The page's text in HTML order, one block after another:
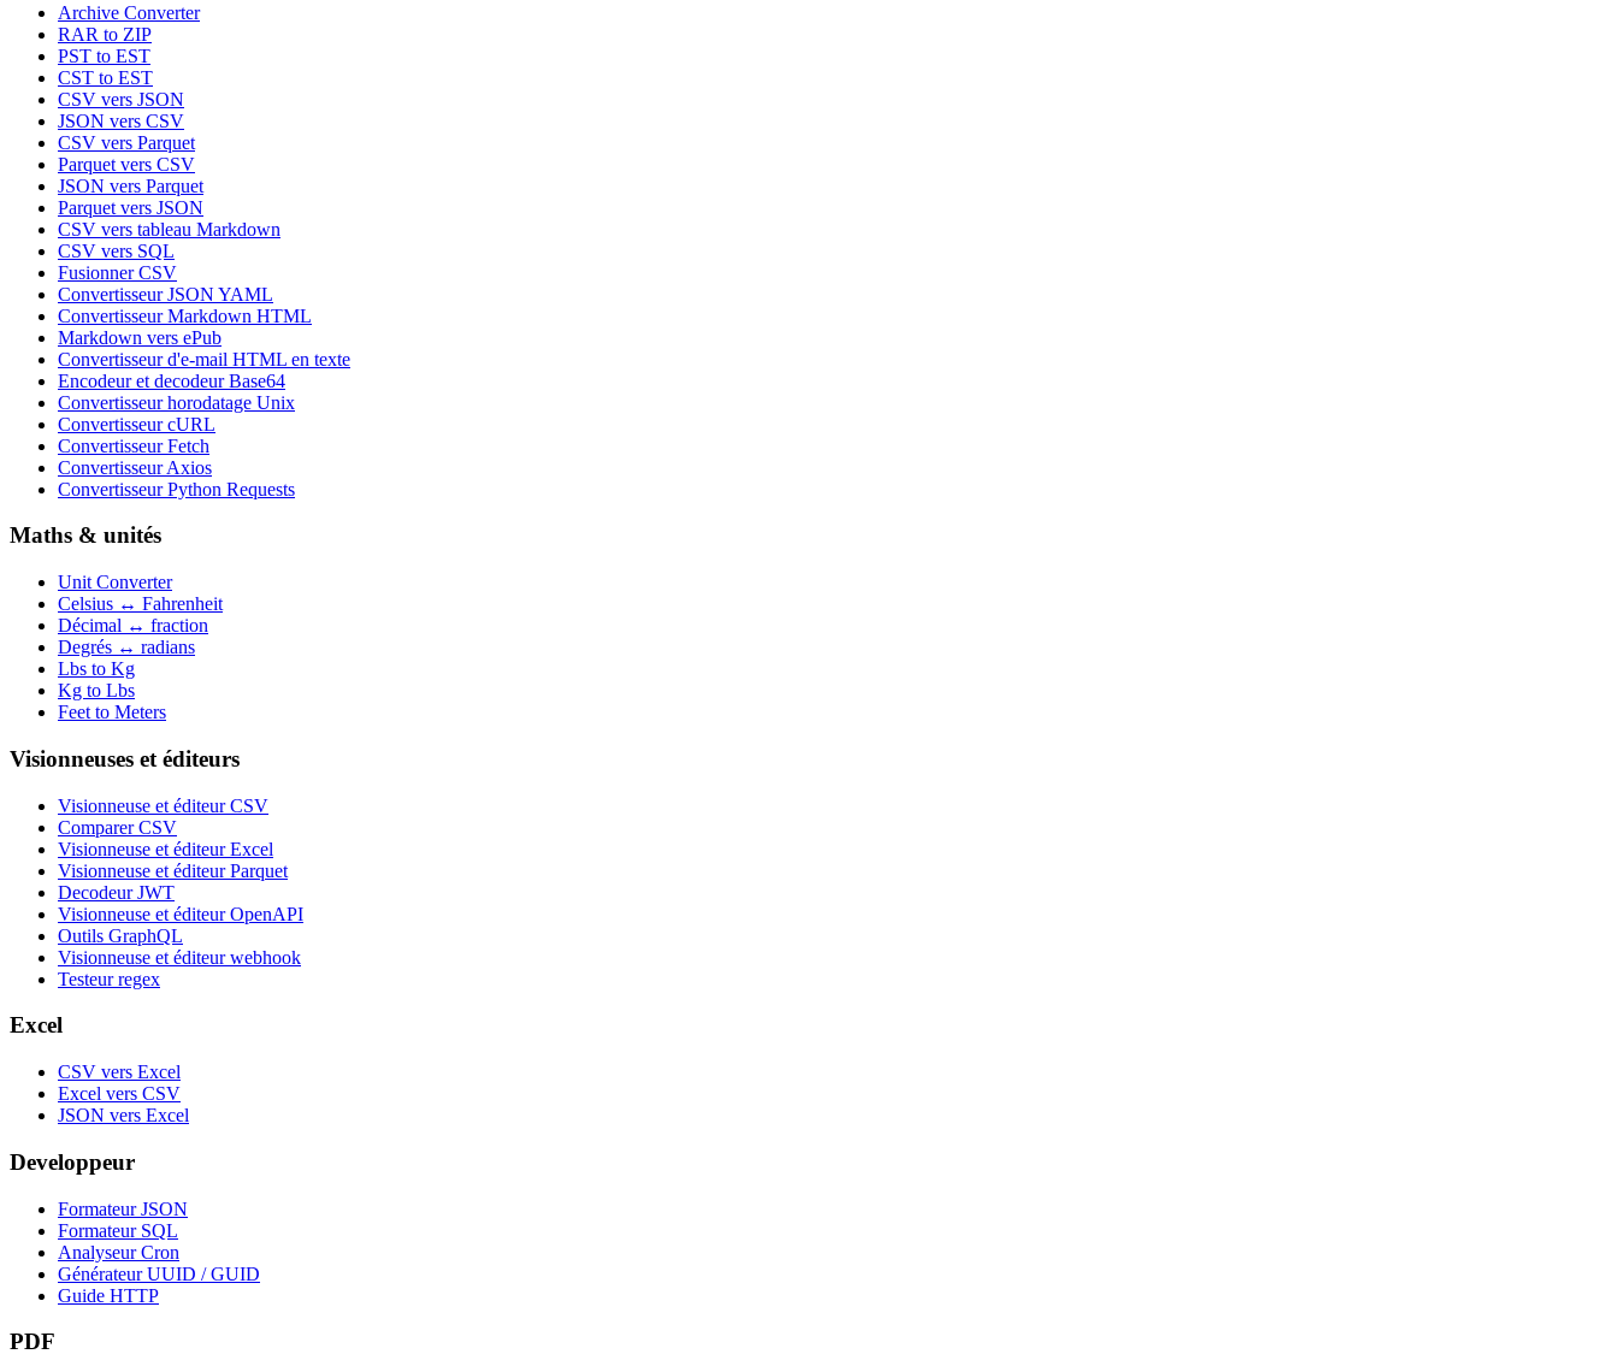
Archive Converter
RAR to ZIP
PST to EST
CST to EST
CSV vers JSON
JSON vers CSV
CSV vers Parquet
Parquet vers CSV
JSON vers Parquet
Parquet vers JSON
CSV vers tableau Markdown
CSV vers SQL
Fusionner CSV
Convertisseur JSON YAML
Convertisseur Markdown HTML
Markdown vers ePub
Convertisseur d'e-mail HTML en texte
Encodeur et decodeur Base64
Convertisseur horodatage Unix
Convertisseur cURL
Convertisseur Fetch
Convertisseur Axios
Convertisseur Python Requests
Maths & unités
Unit Converter
Celsius ↔ Fahrenheit
Décimal ↔ fraction
Degrés ↔ radians
Lbs to Kg
Kg to Lbs
Feet to Meters
Visionneuses et éditeurs
Visionneuse et éditeur CSV
Comparer CSV
Visionneuse et éditeur Excel
Visionneuse et éditeur Parquet
Decodeur JWT
Visionneuse et éditeur OpenAPI
Outils GraphQL
Visionneuse et éditeur webhook
Testeur regex
Excel
CSV vers Excel
Excel vers CSV
JSON vers Excel
Developpeur
Formateur JSON
Formateur SQL
Analyseur Cron
Générateur UUID / GUID
Guide HTTP
PDF